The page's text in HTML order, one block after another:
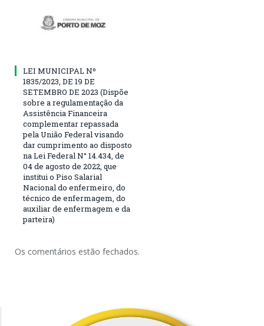
LEI MUNICIPAL Nº
1835/2023, DE 19 DE
SETEMBRO DE 2023 (Dispõe
sobre a regulamentação da
Assistência Financeira
complementar repassada
pela União Federal visando
dar cumprimento ao disposto
na Lei Federal N° 14.434, de
04 de agosto de 2022, que
institui o Piso Salarial
Nacional do enfermeiro, do
técnico de enfermagem, do
auxiliar de enfermagem e da
parteira)
Os comentários estão fechados.